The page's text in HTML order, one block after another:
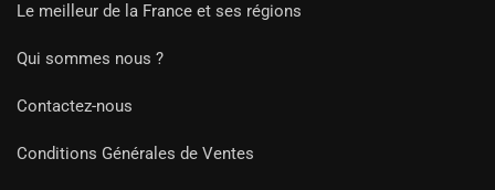
Le meilleur de la France et ses régions
Qui sommes nous ?
Contactez-nous
Conditions Générales de Ventes